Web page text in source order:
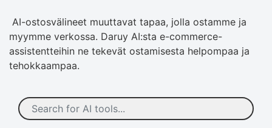
AI-ostosvälineet muuttavat tapaa, jolla ostamme ja
myymme verkossa. Daruy AI:sta e-commerce-
assistentteihin ne tekevät ostamisesta helpompaa ja
tehokkaampaa.